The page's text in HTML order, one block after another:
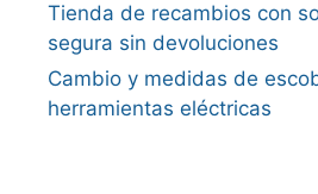
Tienda de recambios con
segura sin devoluciones
Cambio y medidas de
herramientas eléctricas